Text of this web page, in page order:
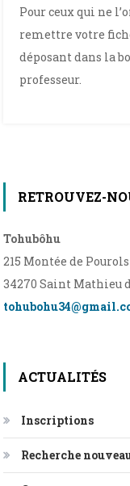
Pour ceux qui ne
remettre votre
déposant dans la
professeur.
des
articles
RETROUVEZ-
Tohubôhu
215 Montée de Pourols
34270 Saint Mathieu
ACTUALITÉS
Inscriptions
Recherche